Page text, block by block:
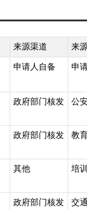
来源渠道 来
申请人自备 申
政府部门核发 公
政府部门核发 教
其他 培
政府部门核发 交